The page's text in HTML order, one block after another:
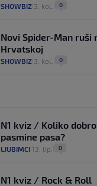
SHOWBIZ 3. kol. 0
Novi Spider-Man ruši
Hrvatskoj
SHOWBIZ 3. kol. 0
N1 kviz / Koliko
pasmine pasa?
LJUBIMCI 13. lip. 0
N1 kviz / Rock & Roll